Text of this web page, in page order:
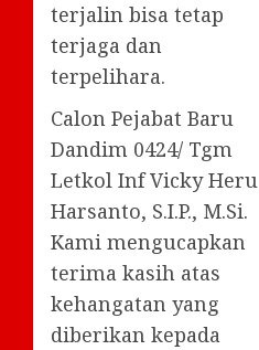
terjalin bisa tetap
terjaga dan
terpelihara.
Calon Pejabat Baru
Dandim 0424/ Tgm
Letkol Inf Vicky Heru
Harsanto, S.I.P., M.Si.
Kami mengucapkan
terima kasih atas
kehangatan yang
diberikan kepada